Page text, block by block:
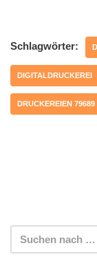
Schlagwörter:
DIGITALDRUCKEREI
DRUCKEREIEN